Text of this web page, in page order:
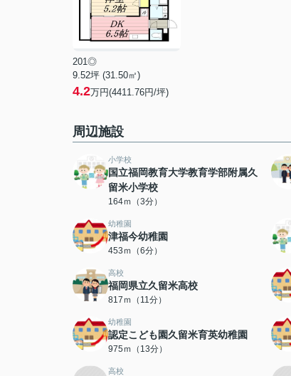
201◎
9.52坪 (31.50㎡)
4.2万円(4411.76円/坪)
周辺施設
小学校
国立福岡教育大学教育学部附属久
留米小学校
164ｍ（3分）
幼稚園
津福今幼稚園
453ｍ（6分）
高校
福岡県立久留米高校
817ｍ（11分）
幼稚園
認定こども園久留米育英幼稚園
975ｍ（13分）
高校